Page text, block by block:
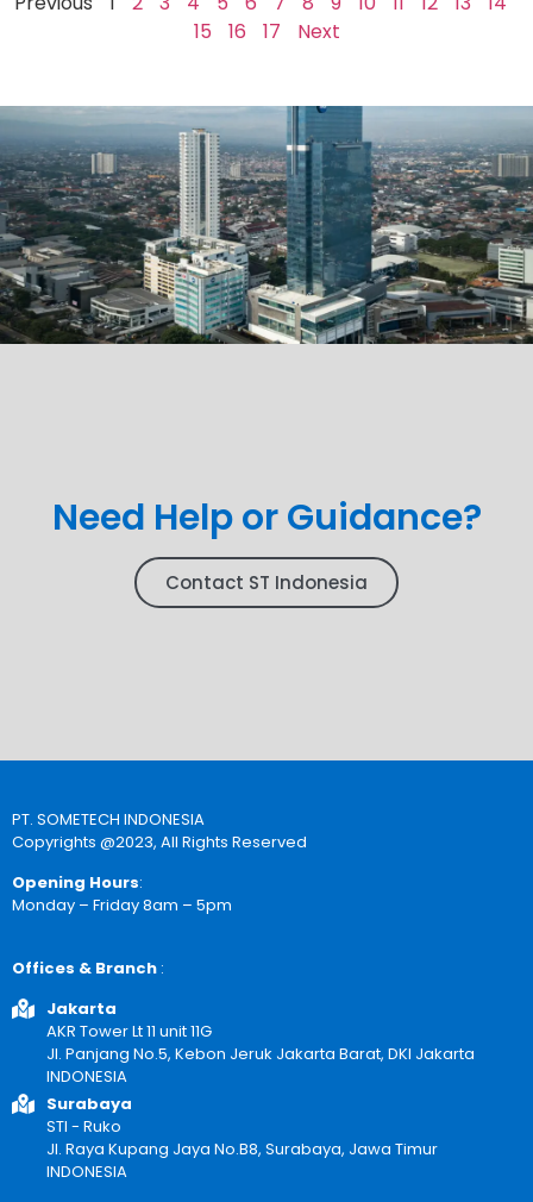
15
16 17 Next
Need Help or Guidance?
Contact ST Indonesia
PT. SOMETECH INDONESIA
Copyrights @2023, All Rights Reserved
Opening Hours:
Monday – Friday 8am – 5pm
Offices & Branch :
Jakarta
AKR Tower Lt 11 unit 11G
Jl. Panjang No.5, Kebon Jeruk Jakarta Barat, DKI Jakarta
INDONESIA
Surabaya
STI - Ruko
Jl. Raya Kupang Jaya No.B8, Surabaya, Jawa Timur
INDONESIA